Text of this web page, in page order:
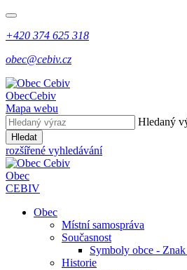
+420 374 625 318
obec@cebiv.cz
ObecCebiv
Mapa webu
Hledaný
Hledat
rozšířené vyhledávání
Obec
CEBIV
Obec
Místní samospráva
Současnost
Symboly obce -
Historie